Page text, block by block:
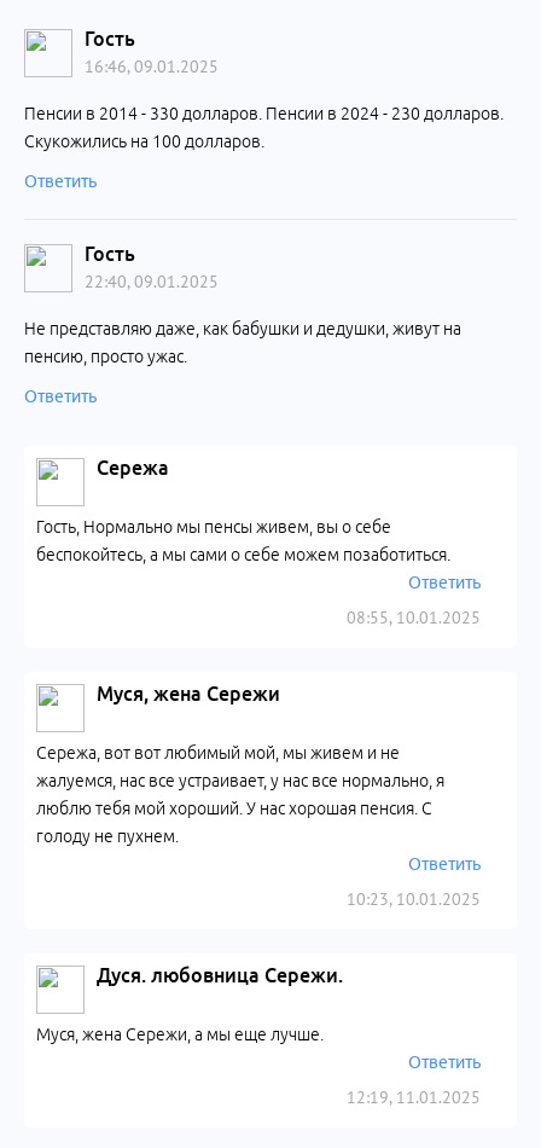
Гость
16:46, 09.01.2025
Пенсии в 2014 - 330 долларов. Пенсии в 2024 - 230 долларов.
Скукожились на 100 долларов.
Ответить
Гость
22:40, 09.01.2025
Не представляю даже, как бабушки и дедушки, живут на
пенсию, просто ужас.
Ответить
Сережа
08:55, 10.01.2025
Гость, Нормально мы пенсы живем, вы о себе
беспокойтесь, а мы сами о себе можем позаботиться.
Ответить
Муся, жена Сережи
10:23, 10.01.2025
Сережа, вот вот любимый мой, мы живем и не
жалуемся, нас все устраивает, у нас все нормально, я
люблю тебя мой хороший. У нас хорошая пенсия. С
голоду не пухнем.
Ответить
Дуся. любовница Сережи.
12:19, 11.01.2025
Муся, жена Сережи, а мы еще лучше.
Ответить